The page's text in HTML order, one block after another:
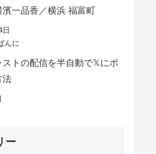
濱一品香／横浜 福富町
日
んに
ストの配信を半自動で𝕏にポ
法
ー